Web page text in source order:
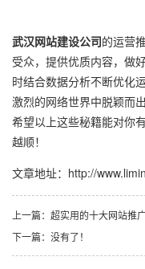
武汉网站建设公司的运营
受众，提供优质内容，做
时结合数据分析不断优化
激烈的网络世界中脱颖而
希望以上这些秘籍能对你
越顺！
文章地址： http://
上一篇：超实用的十大网站推
下一篇：没有了！